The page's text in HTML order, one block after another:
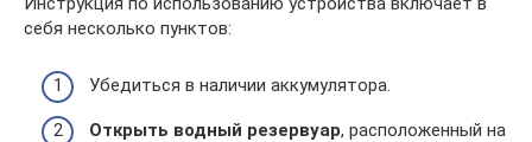
себя несколько пунктов:
Убедиться в наличии аккумулятора.
Открыть водный резервуар, расположенный на